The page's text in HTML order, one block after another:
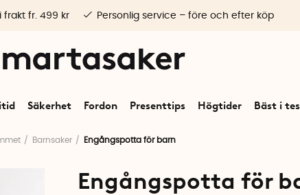
Säkerhet Fordon Presenttips Högtider Bäst i
frakt fr. 499 kr Personlig service – före och efter köp
Barnsaker Engångspotta för barn
Engångspotta för